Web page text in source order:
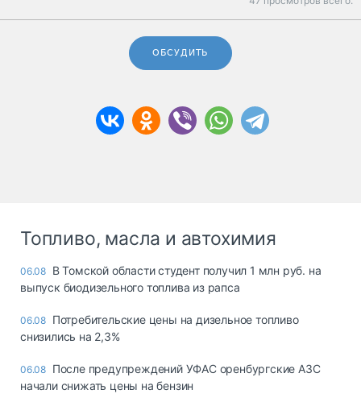
ОБСУДИТЬ
Топливо, масла и автохимия
06.08 В Томской области студент получил 1 млн руб. на
выпуск биодизельного топлива из рапса
06.08 Потребительские цены на дизельное топливо
снизились на 2,3%
06.08 После предупреждений УФАС оренбургские АЗС
начали снижать цены на бензин